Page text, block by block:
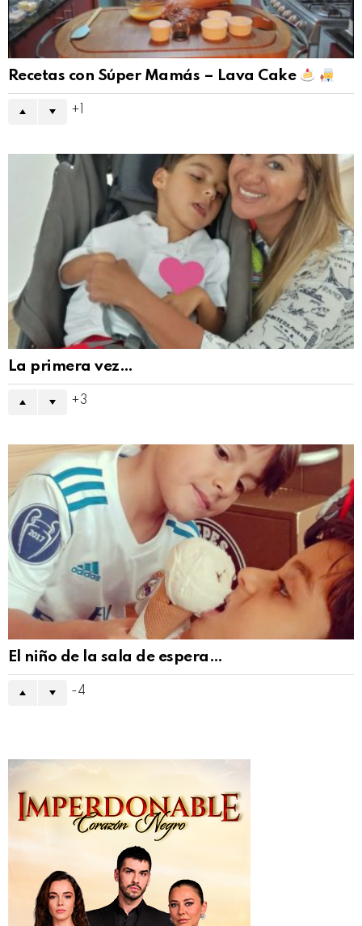
Recetas con Súper Mamás – Lava Cake
La primera vez…
3
El niño de la sala de espera…
-4